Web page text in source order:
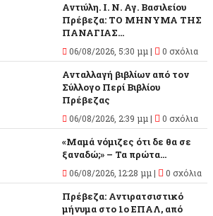
Αντιύλη. Ι. Ν. Αγ. Βασιλείου
Πρέβεζα: ΤΟ ΜΗΝΥΜΑ ΤΗΣ
ΠΑΝΑΓΙΑΣ...
06/08/2026, 5:30 μμ | 0 σχόλια
Ανταλλαγή βιβλίων από τον
Σύλλογο Περί Βιβλίου
Πρέβεζας
06/08/2026, 2:39 μμ | 0 σχόλια
«Μαμά νόμιζες ότι δε θα σε
ξαναδώ;» – Τα πρώτα...
06/08/2026, 12:28 μμ | 0 σχόλια
Πρέβεζα: Αντιρατσιστικό
μήνυμα στο 1ο ΕΠΑΛ, από